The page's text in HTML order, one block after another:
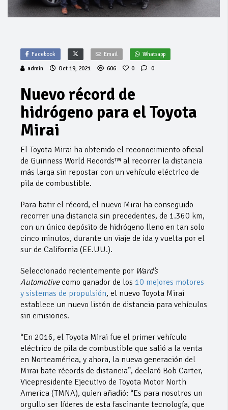
Facebook Email Whatsapp
admin Oct 19, 2021 606 0 0
Nuevo récord de
hidrógeno para el Toyota
Mirai
El Toyota Mirai ha obtenido el reconocimiento oficial
de Guinness World Records™ al recorrer la distancia
más larga sin repostar con un vehículo eléctrico de
pila de combustible.
Para batir el récord, el nuevo Mirai ha conseguido
recorrer una distancia sin precedentes, de 1.360 km,
con un único depósito de hidrógeno lleno en tan solo
cinco minutos, durante un viaje de ida y vuelta por el
sur de California (EE.UU.).
Seleccionado recientemente por Ward’s
Automotivecomo ganador de los 10 mejores motores
y sistemas de propulsión, el nuevo Toyota Mirai
establece un nuevo listón de distancia para vehículos
sin emisiones.
“En 2016, el Toyota Mirai fue el primer vehículo
eléctrico de pila de combustible que salió a la venta
en Norteamérica, y ahora, la nueva generación del
Mirai bate récords de distancia”, declaró Bob Carter,
Vicepresidente Ejecutivo de Toyota Motor North
America (TMNA), quien añadió: “Es para nosotros un
orgullo ser líderes de esta fascinante tecnología, que